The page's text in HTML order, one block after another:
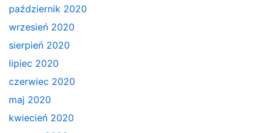
październik 2020
wrzesień 2020
sierpień 2020
lipiec 2020
czerwiec 2020
maj 2020
kwiecień 2020